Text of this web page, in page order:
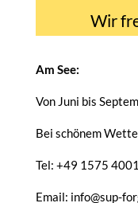
Wir
Am See:
Von Juni bis
Bei schönem
Tel: +49 1575
Email: info@sup-